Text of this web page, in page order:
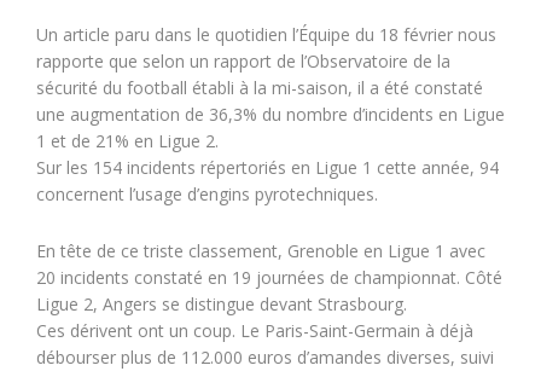
Un article paru dans le quotidien l’Équipe du 18 février nous
rapporte que selon un rapport de l’Observatoire de la
sécurité du football établi à la mi-saison, il a été constaté
une augmentation de 36,3% du nombre d’incidents en Ligue
1 et de 21% en Ligue 2.
Sur les 154 incidents répertoriés en Ligue 1 cette année, 94
concernent l’usage d’engins pyrotechniques.
En tête de ce triste classement, Grenoble en Ligue 1 avec
20 incidents constaté en 19 journées de championnat. Côté
Ligue 2, Angers se distingue devant Strasbourg.
Ces dérivent ont un coup. Le Paris-Saint-Germain à déjà
débourser plus de 112.000 euros d’amandes diverses, suivi